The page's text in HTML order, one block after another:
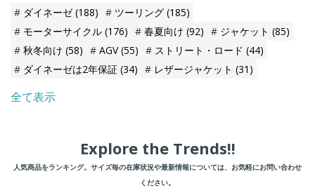
ダイネーゼ(188) ツーリング (185)
モーターサイクル (176) 春夏向け (92) ジャケット (85)
秋冬向け (58) AGV(55) ストリート・ロード (44)
ダイネーゼは2年保証 (34) レザージャケット (31)
全て表示
Explore the Trends!!
人気商品をランキング。サイズ毎の在庫状況や最新情報については、お気軽にお問い合わせ
ください。